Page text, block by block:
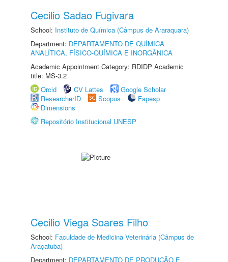
Cecilio Sadao Fugivara
School: Instituto de Química (Câmpus de Araraquara)
Department: DEPARTAMENTO DE QUÍMICA
ANALÍTICA, FÍSICO-QUÍMICA E INORGÂNICA
Academic Appointment Category: RDIDP Academic
title: MS-3.2
Orcid
CV Lattes
Google Scholar
ResearcherID
Scopus
Fapesp
Dimensions
Repositório Institucional UNESP
Cecilio Viega Soares Filho
School: Faculdade de Medicina Veterinária (Câmpus de
Araçatuba)
Department: DEPARTAMENTO DE PRODUÇÃO E